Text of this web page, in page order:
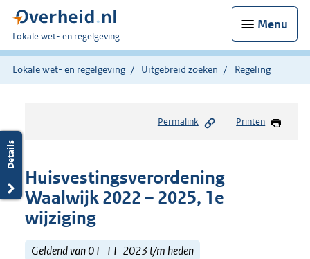
Menu
U
bent
hier:
Lokale wet- en regelgeving
Lokale wet- en regelgeving Uitgebreid zoeken Regeling
Permalink Printen
Huisvestingsverordening
Waalwijk 2022 – 2025, 1e
wijziging
Geldend van 01-11-2023 t/m heden